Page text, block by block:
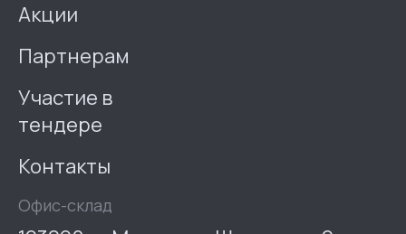
Акции
Партнерам
Участие в
тендере
Контакты
Офис-склад